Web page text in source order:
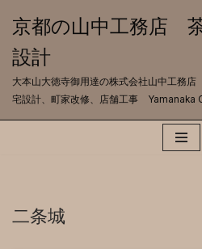
ン
テ
ン
京都の山中工務店
設計
大本山大徳寺御用達の株式会社山中工務
宅設計、町家改修、店舗工事 Yamanaka
二条城